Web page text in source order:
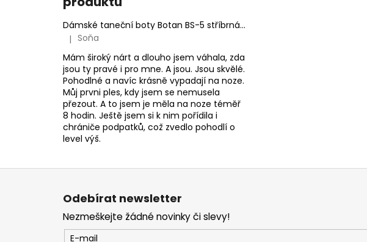
Dámské taneční boty Botan BS-5 stříbrná 6,5 cm Flare
Hodnocení produktu je 5 z 5 hvězdiček.
| Soňa
Mám široký nárt a dlouho jsem váhala, zda
jsou ty pravé i pro mne. A jsou. Jsou skvělé.
Pohodlné a navíc krásně vypadají na noze.
Můj prvni ples, kdy jsem se nemusela
přezout. A to jsem je měla na noze téměř
8 hodin. Ještě jsem si k nim pořídila i
chrániče podpatků, což zvedlo pohodlí o
level výš.
Odebírat newsletter
Nezmeškejte žádné novinky či slevy!
E-mail